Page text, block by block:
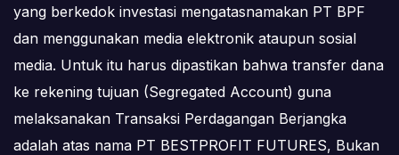
yang berkedok investasi mengatasnamakan PT BPF
dan menggunakan media elektronik ataupun sosial
media. Untuk itu harus dipastikan bahwa transfer dana
ke rekening tujuan (Segregated Account) guna
melaksanakan Transaksi Perdagangan Berjangka
adalah atas nama PT BESTPROFIT FUTURES, Bukan